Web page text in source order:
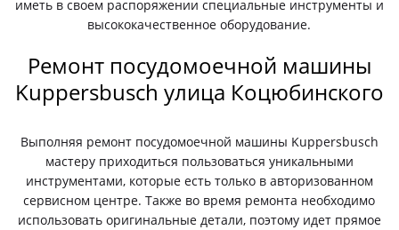
иметь в своем распоряжении специальные инструменты и
высококачественное оборудование.
Ремонт посудомоечной машины
Kuppersbusch улица Коцюбинского
Выполняя ремонт посудомоечной машины Kuppersbusch
мастеру приходиться пользоваться уникальными
инструментами, которые есть только в авторизованном
сервисном центре. Также во время ремонта необходимо
использовать оригинальные детали, поэтому идет прямое